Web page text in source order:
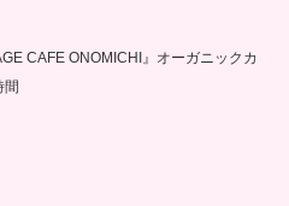
CAFE ONOMICHI』オーガニックカ
間